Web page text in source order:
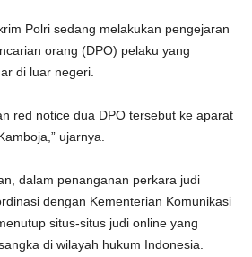
Polri sedang melakukan pengejaran
orang (DPO) pelaku yang
di luar negeri.
red notice dua DPO tersebut ke aparat
ujarnya.
dalam penanganan perkara judi
dengan Kementerian Komunikasi
situs-situs judi online yang
di wilayah hukum Indonesia.